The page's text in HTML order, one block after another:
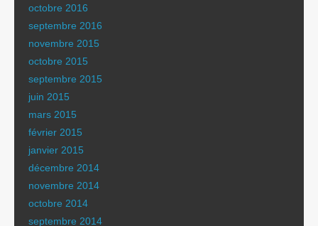
octobre 2016
septembre 2016
novembre 2015
octobre 2015
septembre 2015
juin 2015
mars 2015
février 2015
janvier 2015
décembre 2014
novembre 2014
octobre 2014
septembre 2014